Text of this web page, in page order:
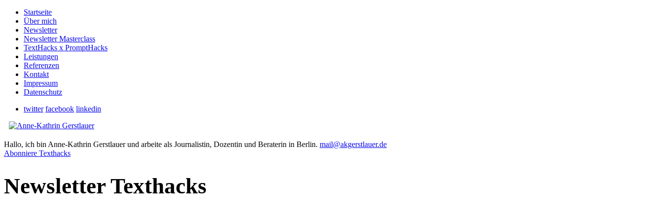
Startseite
Über mich
Newsletter
Newsletter Masterclass
TextHacks x PromptHacks
Leistungen
Referenzen
Kontakt
Impressum
Datenschutz
twitter facebook linkedin
Hallo, ich bin Anne-Kathrin Gerstlauer und arbeite als Journalistin, Dozentin und Beraterin in Berlin. mail@akgerstlauer.de
Abonniere Texthacks
Newsletter Texthacks